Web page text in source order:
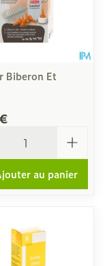
Biberon Et
au panier